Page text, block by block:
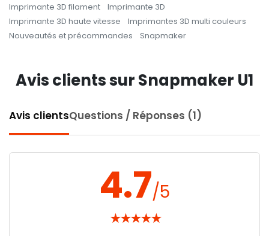
Imprimante 3D filament
Imprimante 3D
Imprimante 3D haute vitesse
Imprimantes 3D multi couleurs
Nouveautés et précommandes
Snapmaker
Avis clients sur Snapmaker U1
Avis clientsQuestions / Réponses (1)
4.7/5
★★★★★